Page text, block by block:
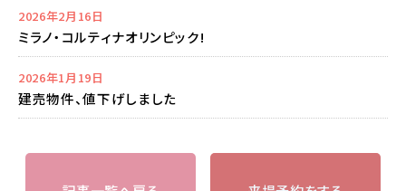
2026年2月16日
ミラノ・コルティナオリンピック!
2026年1月19日
建売物件、値下げしました